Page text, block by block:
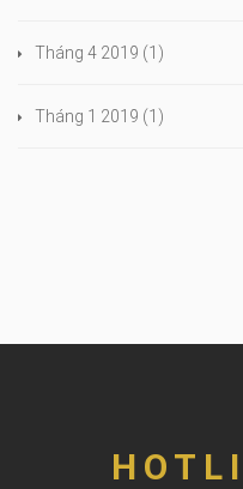
Tháng 4 2019 (1)
Tháng 1 2019 (1)